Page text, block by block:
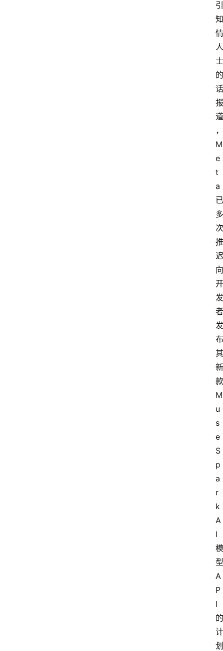
引
知
情
人
士
的
话
报
道
，
M
e
t
a
已
多
次
推
迟
向
开
发
者
发
布
其
新
款
M
u
s
e
S
p
a
r
k
A
I
模
型
A
P
I
的
计
划